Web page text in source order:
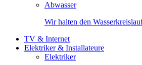
Abwasser
Wir halten den
TV & Internet
Elektriker & Installateure
Elektriker